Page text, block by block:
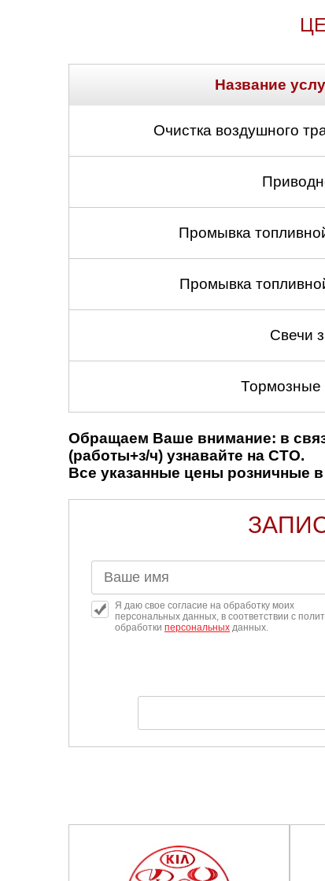
Название
Очистка воздушного
Промывка
Промывка
Свечи
Тормозные
Обращаем Ваше внимание: в
(работы+з/ч) узнавайте на СТО.
Все указанные цены розничные
Я даю свое согласие на обработку моих
персональных данных, в соответствии с
обработки персональных данных.